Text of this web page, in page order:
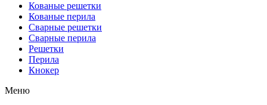
Кованые решетки
Кованые перила
Сварные решетки
Сварные перила
Решетки
Перила
Кнокер
Меню